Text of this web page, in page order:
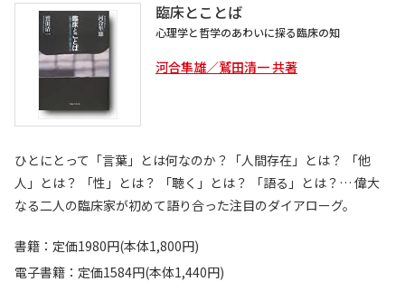
臨床とことば
心理学と哲学のあわいに探る臨床の知
河合隼雄／鷲田清一 共著
ひとにとって「言葉」とは何なのか？「人間存在」とは？ 「他
人」とは？ 「性」とは？ 「聴く」とは？ 「語る」とは？… 偉大
なる二人の臨床家が初めて語り合った注目のダイアローグ。
書籍：定価1980円(本体1,800円)
電子書籍：定価1584円(本体1,440円)